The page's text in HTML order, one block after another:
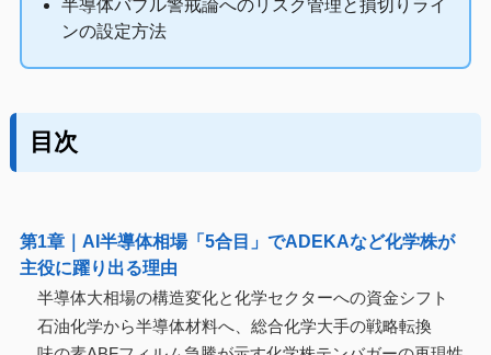
半導体バブル警戒論へのリスク管理と損切りライ
ンの設定方法
目次
第1章｜AI半導体相場「5合目」でADEKAなど化学株が
主役に躍り出る理由
半導体大相場の構造変化と化学セクターへの資金シフト
石油化学から半導体材料へ、総合化学大手の戦略転換